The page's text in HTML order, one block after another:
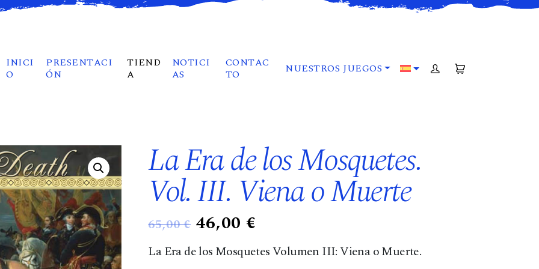
INICI
O
PRESENTACI
ÓN
TIEND
A
NOTICI
AS
CONTAC
TO
NUESTROS JUEGOS ACCOUNT
CART
La Era de los Mosquetes.
Vol. III. Viena o Muerte
65,00€ E
l
46,00 €
l
La Era de los Mosquetes Volumen III: Viena o Muerte.